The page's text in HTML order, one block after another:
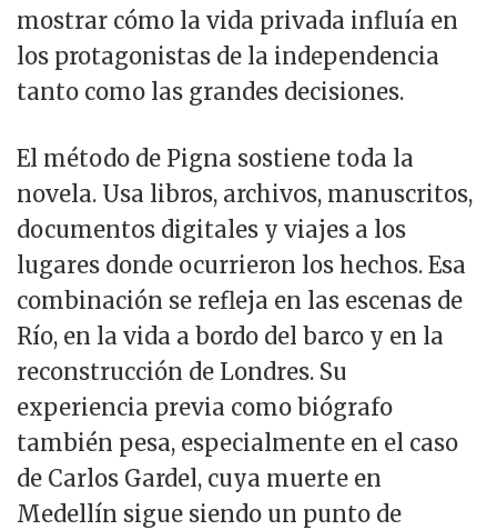
mostrar cómo la vida privada influía en
los protagonistas de la independencia
tanto como las grandes decisiones.
El método de Pigna sostiene toda la
novela. Usa libros, archivos, manuscritos,
documentos digitales y viajes a los
lugares donde ocurrieron los hechos. Esa
combinación se refleja en las escenas de
Río, en la vida a bordo del barco y en la
reconstrucción de Londres. Su
experiencia previa como biógrafo
también pesa, especialmente en el caso
de Carlos Gardel, cuya muerte en
Medellín sigue siendo un punto de